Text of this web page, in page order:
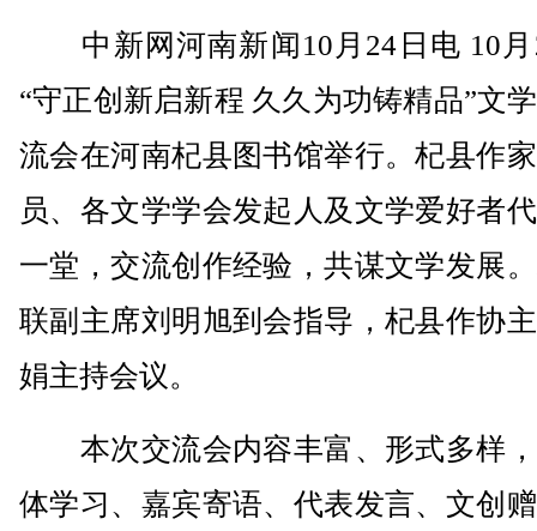
中新网河南新闻10月24日电 10月
“守正创新启新程 久久为功铸精品”文
流会在河南杞县图书馆举行。杞县作
员、各文学学会发起人及文学爱好者
一堂，交流创作经验，共谋文学发展
联副主席刘明旭到会指导，杞县作协
娟主持会议。
本次交流会内容丰富、形式多样
体学习、嘉宾寄语、代表发言、文创